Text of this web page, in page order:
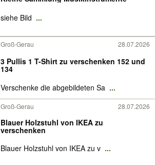
siehe Bild ...
Groß-Gerau 28.07.2026
3 Pullis 1 T-Shirt zu verschenken 152 und
134
Verschenke die abgebildeten Sa ...
Groß-Gerau 28.07.2026
Blauer Holzstuhl von IKEA zu
verschenken
Blauer Holzstuhl von IKEA zu v ...